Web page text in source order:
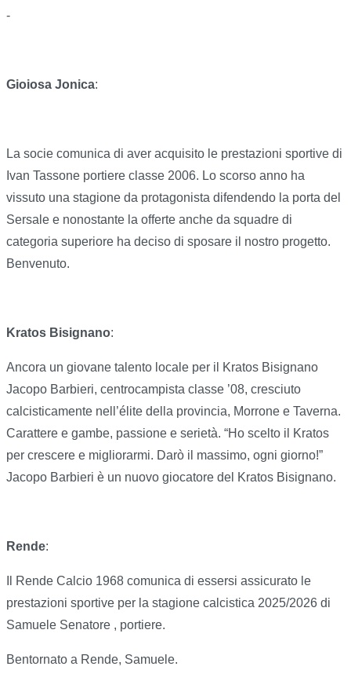
-
Gioiosa Jonica:
La socie comunica di aver acquisito le prestazioni sportive di
Ivan Tassone portiere classe 2006. Lo scorso anno ha
vissuto una stagione da protagonista difendendo la porta del
Sersale e nonostante la offerte anche da squadre di
categoria superiore ha deciso di sposare il nostro progetto.
Benvenuto.
Kratos Bisignano:
Ancora un giovane talento locale per il Kratos Bisignano
Jacopo Barbieri, centrocampista classe ’08, cresciuto
calcisticamente nell’élite della provincia, Morrone e Taverna.
Carattere e gambe, passione e serietà. “Ho scelto il Kratos
per crescere e migliorarmi. Darò il massimo, ogni giorno!”
Jacopo Barbieri è un nuovo giocatore del Kratos Bisignano.
Rende:
Il Rende Calcio 1968 comunica di essersi assicurato le
prestazioni sportive per la stagione calcistica 2025/2026 di
Samuele Senatore , portiere.
Bentornato a Rende, Samuele.